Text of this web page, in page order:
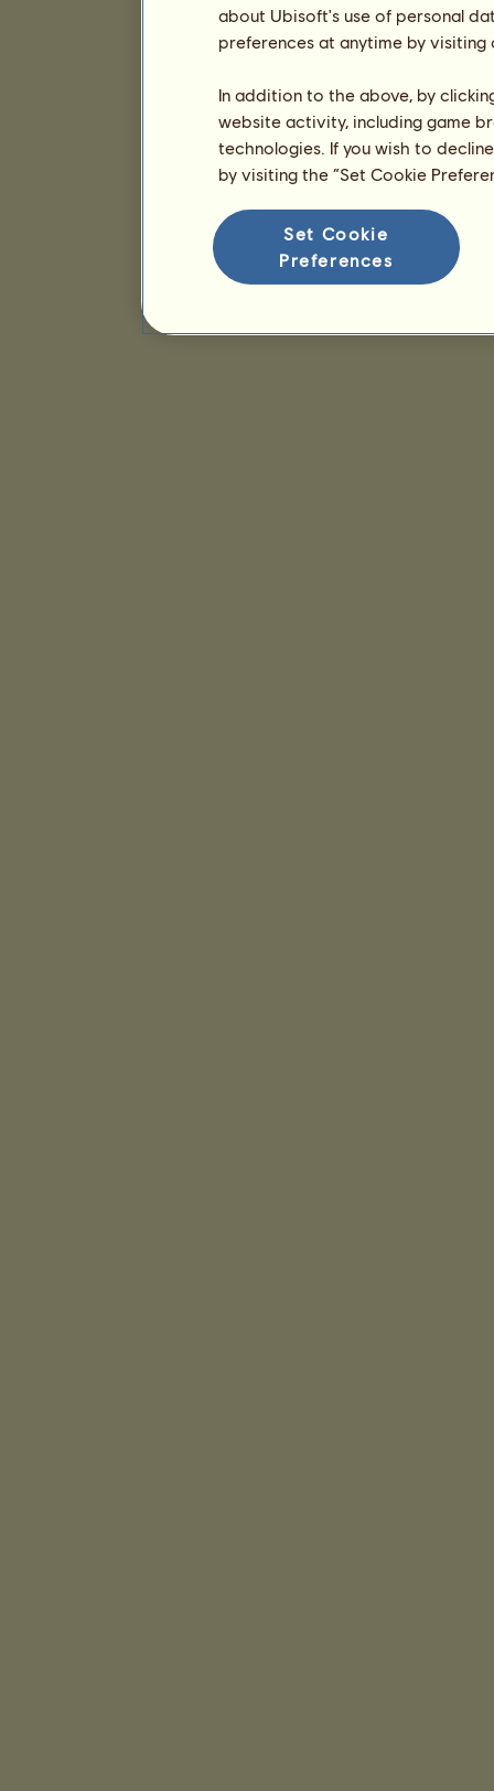
about Ubisoft's use of personal
preferences at anytime by
In addition to the above, by
website activity, including game
technologies. If you wish to
by visiting the “Set Cookie
Set Cookie
Preferences